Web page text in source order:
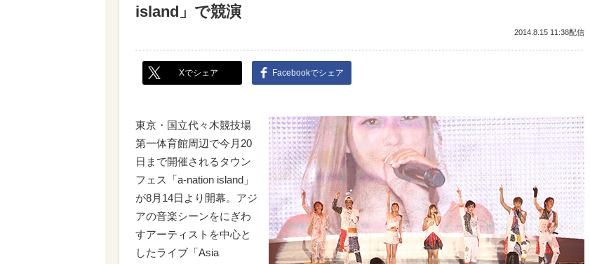
island」で競演
2014.8.15 11:38配信
Xでシェア Facebookでシェア
東京・国立代々木競技場
第一体育館周辺で今月20
日まで開催されるタウン
フェス「a-nation island」
が8月14日より開幕。アジ
アの音楽シーンをにぎわ
すアーティストを中心と
したライブ「Asia